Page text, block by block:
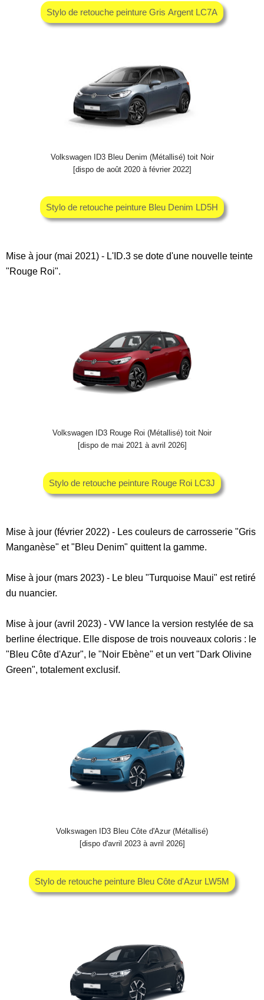
Stylo de retouche peinture Gris Argent LC7A
Volkswagen ID3 Bleu Denim (Métallisé) toit Noir
[dispo de août 2020 à février 2022]
Stylo de retouche peinture Bleu Denim LD5H
Mise à jour (mai 2021) - L'ID.3 se dote d'une nouvelle teinte
"Rouge Roi".
Volkswagen ID3 Rouge Roi (Métallisé) toit Noir
[dispo de mai 2021 à avril 2026]
Stylo de retouche peinture Rouge Roi LC3J
Mise à jour (février 2022) - Les couleurs de carrosserie "Gris
Manganèse" et "Bleu Denim" quittent la gamme.
Mise à jour (mars 2023) - Le bleu "Turquoise Maui" est retiré
du nuancier.
Mise à jour (avril 2023) - VW lance la version restylée de sa
berline électrique. Elle dispose de trois nouveaux coloris : le
"Bleu Côte d'Azur", le "Noir Ebène" et un vert "Dark Olivine
Green", totalement exclusif.
Volkswagen ID3 Bleu Côte d'Azur (Métallisé)
[dispo d'avril 2023 à avril 2026]
Stylo de retouche peinture Bleu Côte d'Azur LW5M